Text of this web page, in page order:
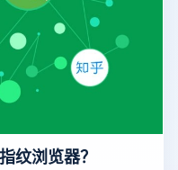
纹浏览器？